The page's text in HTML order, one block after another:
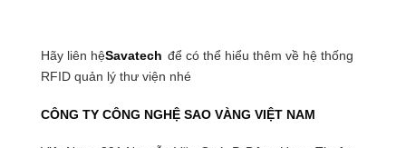
Hãy liên hệSavatech để có thể hiểu thêm về hệ thống
RFID quản lý thư viện nhé
CÔNG TY CÔNG NGHỆ SAO VÀNG VIỆT NAM